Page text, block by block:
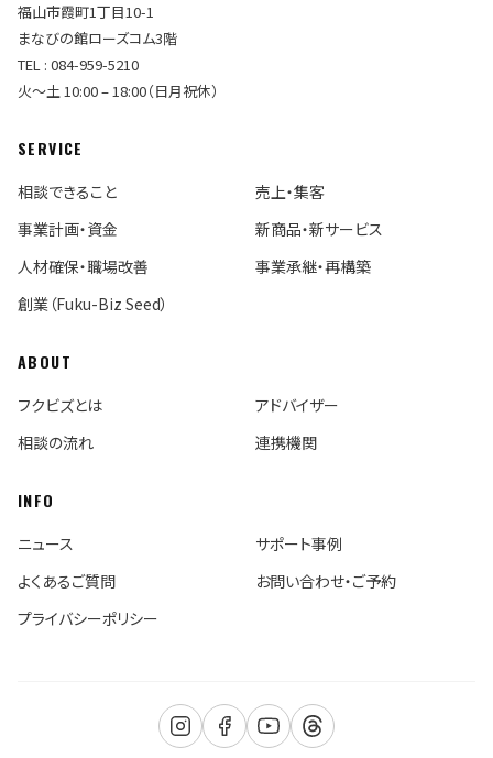
福山市霞町1丁目10-1
まなびの館ローズコム3階
TEL : 084-959-5210
火〜土 10:00 – 18:00（日月祝休）
SERVICE
相談できること
売上・集客
事業計画・資金
新商品・新サービス
人材確保・職場改善
事業承継・再構築
創業（Fuku-Biz Seed）
ABOUT
フクビズとは
アドバイザー
相談の流れ
連携機関
INFO
ニュース
サポート事例
よくあるご質問
お問い合わせ・ご予約
プライバシーポリシー